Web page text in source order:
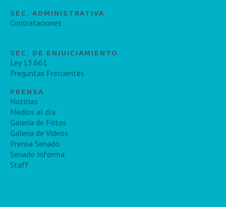
SEC. ADMINISTRATIVA
Contrataciones
SEC. DE ENJUICIAMIENTO
Ley 13.661
Preguntas Frecuentes
PRENSA
Noticias
Medios al día
Galeria de Fotos
Galeria de Videos
Prensa Senado
Senado Informa
Staff